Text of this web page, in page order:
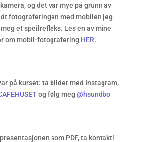
og det var mye på grunn av
fotograferingen med mobilen jeg
et speilrefleks. Les en av mine
om mobil-fotografering HER.
på kurset: ta bilder med Instagram,
og følg meg @hsundbo
som PDF, ta kontakt!